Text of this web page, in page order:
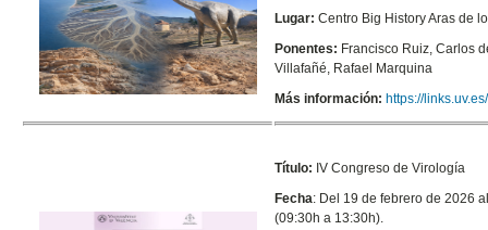
Lugar:Centro Big History Aras de
Ponentes: Francisco Ruiz, Carlos
Villafañé, Rafael Marquina
Más información: https://
Título: IV Congreso de Virología
Fecha: Del 19 de febrero de 2026
(09:30h a 13:30h).